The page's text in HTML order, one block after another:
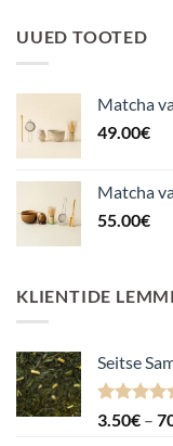
UUED TOOTED
Matcha
49.00€
Matcha
55.00€
KLIENTIDE
Seitse
3.50€ –